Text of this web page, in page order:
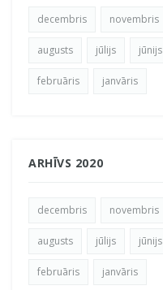
decembris novembris
augusts jūlijs jūnijs
februāris janvāris
ARHĪVS 2020
decembris novembris
augusts jūlijs jūnijs
februāris janvāris